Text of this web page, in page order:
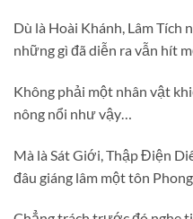
Dù là Hoài Khánh, Lâm Tích
những gì đã diễn ra vẫn hít
Không phải một nhân vật
nông nổi như vậy…
Mà là Sát Giới, Thập Điện
đâu giáng lâm một tôn